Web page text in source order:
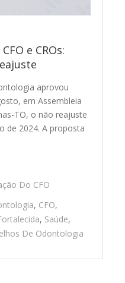
e CROs:
aprovou
em Assembleia
TO, o não reajuste
de 2024. A proposta
Do CFO
, CFO,
, Saúde,
De Odontologia